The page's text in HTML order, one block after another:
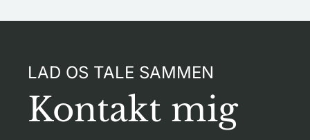
LAD OS TALE SAMMEN
Kontakt mig